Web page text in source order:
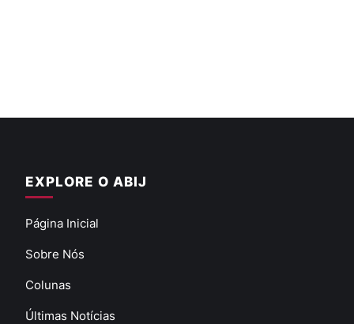
EXPLORE O ABIJ
Página Inicial
Sobre Nós
Colunas
Últimas Notícias